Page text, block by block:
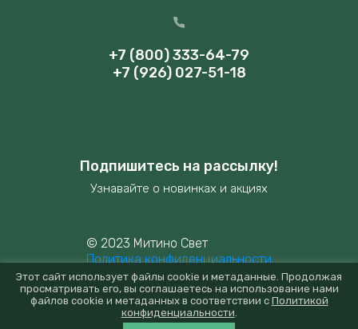
© 2023 Митино Свет
Политика конфиденциальности
+7 (800) 333-64-79
+7 (926) 027-51-18
Подпишитесь на рассылку!
Узнавайте о новинках и акциях
mitino-svet.ru —создание интернет-магазина
Этот сайт использует файлы cookie и метаданные. Продолжая
просматривать его, вы соглашаетесь на использование нами
файлов cookie и метаданных в соответствии с Политикой
конфиденциальности.